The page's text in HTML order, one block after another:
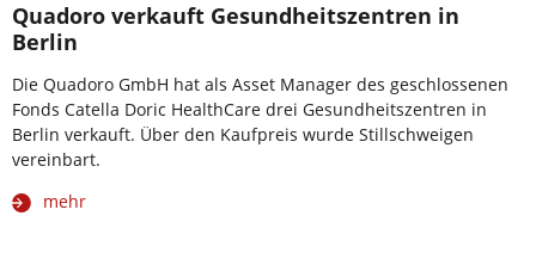
Quadoro verkauft Gesundheitszentren in
Berlin
Die Quadoro GmbH hat als Asset Manager des geschlossenen
Fonds Catella Doric HealthCare drei Gesundheitszentren in
Berlin verkauft. Über den Kaufpreis wurde Stillschweigen
vereinbart.
mehr